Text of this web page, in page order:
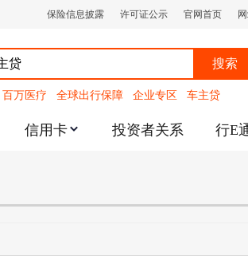
保险信息披露 许可证公示 官网首页
搜索
百万医疗 全球出行保障 企业专区 车主贷
信用卡 投资者关系 行E